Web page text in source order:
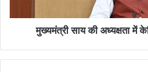
मुख्यमंत्री साय की अध्यक्षता में